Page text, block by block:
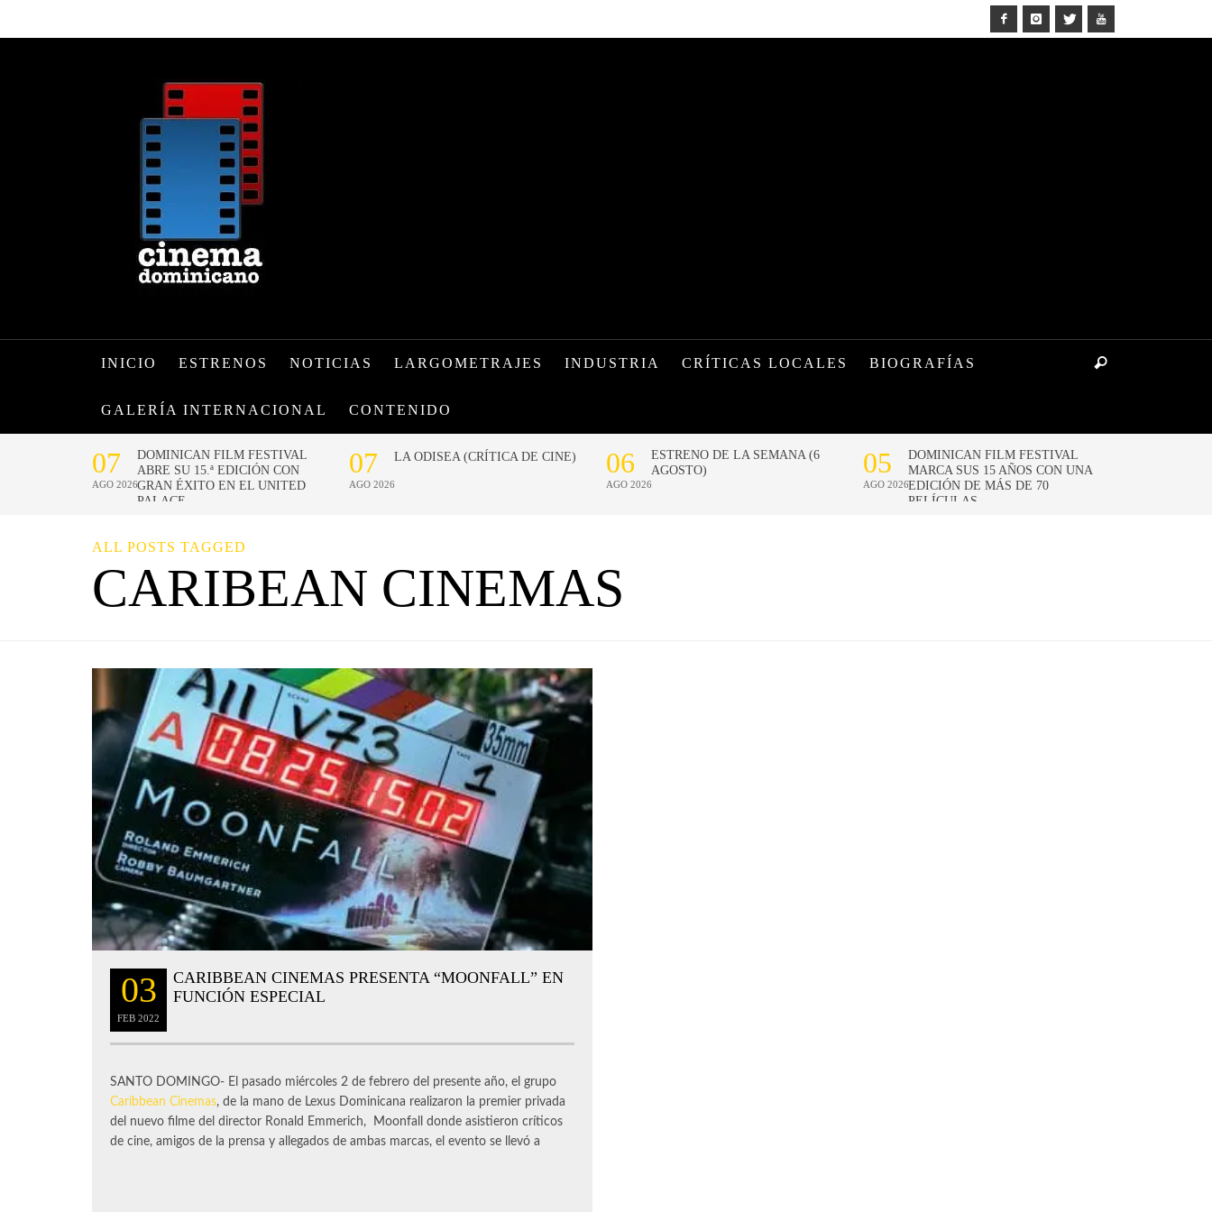
INICIO ESTRENOS NOTICIAS LARGOMETRAJES INDUSTRIA CRÍTICAS LOCALES BIOGRAFÍAS
GALERÍA INTERNACIONAL CONTENIDO
ALL POSTS TAGGED
CARIBEAN CINEMAS
03
FEB 2022
CARIBBEAN CINEMAS PRESENTA “MOONFALL” EN
FUNCIÓN ESPECIAL
SANTO DOMINGO- El pasado miércoles 2 de febrero del presente año, el grupo
Caribbean Cinemas, de la mano de Lexus Dominicana realizaron la premier privada
del nuevo filme del director Ronald Emmerich, Moonfall donde asistieron críticos
de cine, amigos de la prensa y allegados de ambas marcas, el evento se llevó a